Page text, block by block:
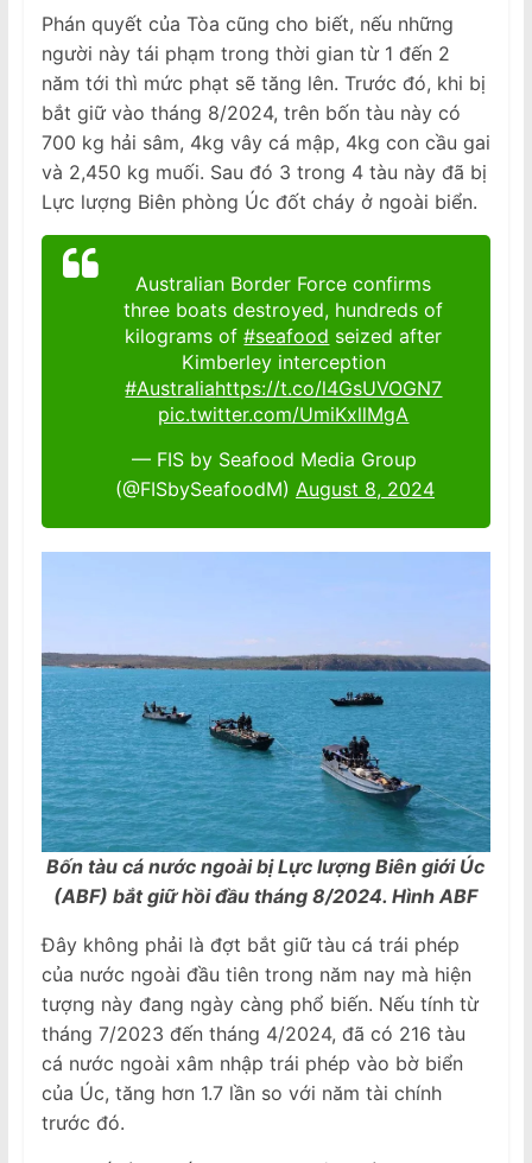
Phán quyết của Tòa cũng cho biết, nếu những
người này tái phạm trong thời gian từ 1 đến 2
năm tới thì mức phạt sẽ tăng lên. Trước đó, khi bị
bắt giữ vào tháng 8/2024, trên bốn tàu này có
700 kg hải sâm, 4kg vây cá mập, 4kg con cầu gai
và 2,450 kg muối. Sau đó 3 trong 4 tàu này đã bị
Lực lượng Biên phòng Úc đốt cháy ở ngoài biển.
Australian Border Force confirms
three boats destroyed, hundreds of
kilograms of#seafood seized after
Kimberley interception
#Australiahttps://t.co/l4GsUVOGN7
pic.twitter.com/UmiKxllMgA
— FIS by Seafood Media Group
(@FISbySeafoodM) August 8, 2024
Bốn tàu cá nước ngoài bị Lực lượng Biên giới Úc
(ABF) bắt giữ hồi đầu tháng 8/2024. Hình ABF
Đây không phải là đợt bắt giữ tàu cá trái phép
của nước ngoài đầu tiên trong năm nay mà hiện
tượng này đang ngày càng phổ biến. Nếu tính từ
tháng 7/2023 đến tháng 4/2024, đã có 216 tàu
cá nước ngoài xâm nhập trái phép vào bờ biển
của Úc, tăng hơn 1.7 lần so với năm tài chính
trước đó.